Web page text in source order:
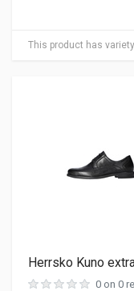
This product has
Herrsko Kuno
0 on 0